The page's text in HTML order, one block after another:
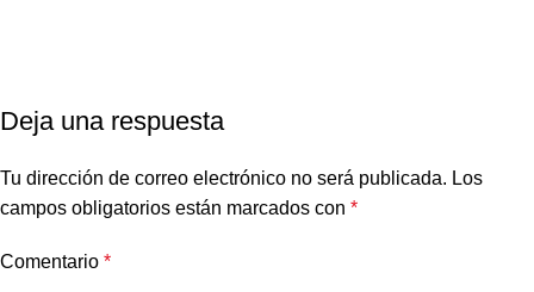
Deja una respuesta
Tu dirección de correo electrónico no será publicada. Los
campos obligatorios están marcados con *
Comentario *